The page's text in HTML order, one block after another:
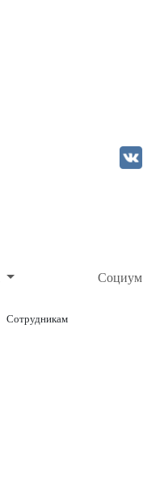
Социум
Сотрудникам